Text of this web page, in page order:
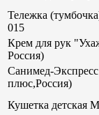
Тележка
015
Крем для рук
Россия)
Санимед-
плюс,Россия)
Кушетка детская М